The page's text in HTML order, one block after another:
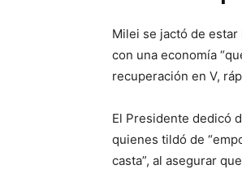
Milei se jactó de
con una economía
recuperación en V,
El Presidente dedicó
quienes tildó de
casta”, al asegurar